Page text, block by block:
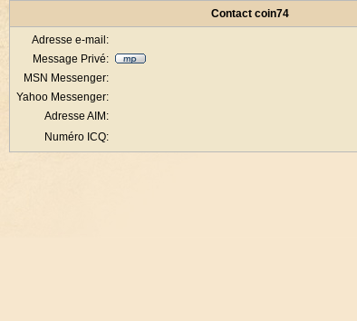
Contact coin74
Adresse e-mail:
Message Privé:
MSN Messenger:
Yahoo Messenger:
Adresse AIM:
Numéro ICQ: